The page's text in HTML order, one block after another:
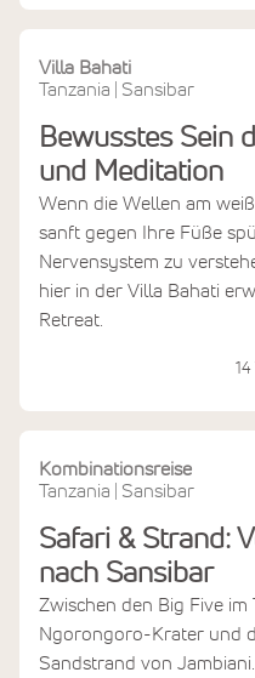
Villa Bahati
Tanzania
Sansibar
Bewusstes Sein
und Meditation
Wenn die Wellen am
sanft gegen Ihre Füße
Nervensystem zu
hier in der Villa Bahati
Retreat.
14
Kombinationsreise
Tanzania
Sansibar
Safari & Strand:
nach Sansibar
Zwischen den Big Five
Ngorongoro-Krater und
Sandstrand von